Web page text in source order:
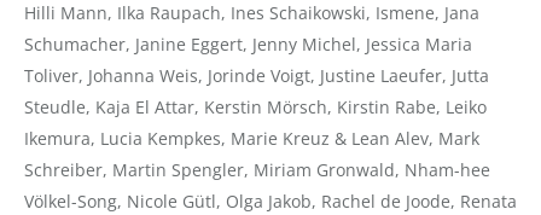
Hilli Mann, Ilka Raupach, Ines Schaikowski, Ismene, Jana
Schumacher, Janine Eggert, Jenny Michel, Jessica Maria
Toliver, Johanna Weis, Jorinde Voigt, Justine Laeufer, Jutta
Steudle, Kaja El Attar, Kerstin Mörsch, Kirstin Rabe, Leiko
Ikemura, Lucia Kempkes, Marie Kreuz & Lean Alev, Mark
Schreiber, Martin Spengler, Miriam Gronwald, Nham-hee
Völkel-Song, Nicole Gütl, Olga Jakob, Rachel de Joode, Renata